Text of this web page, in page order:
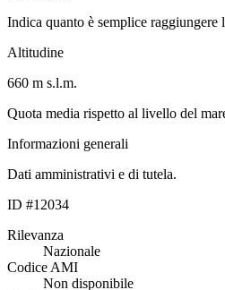
Indica quanto è semplice raggiungere
Altitudine
660 m s.l.m.
Quota media rispetto al livello del
Informazioni generali
Dati amministrativi e di tutela.
ID #12034
Rilevanza
Nazionale
Codice AMI
Non disponibile